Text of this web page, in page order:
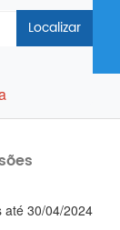
Localizar
até 30/04/2024